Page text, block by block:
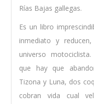
Rías Bajas gallegas.
Es un libro
inmediato y
universo
que hay que
Tizona y Luna, dos
cobran vida cual